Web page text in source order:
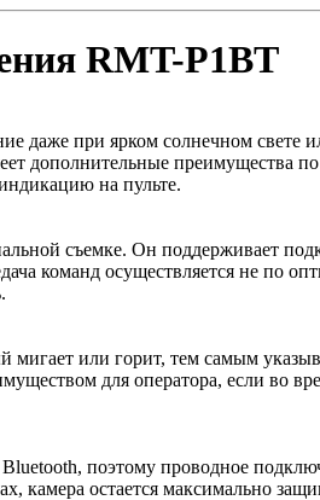
RMT-P1BT
даже при ярком солнечном свете
дополнительные преимущества
на пульте.
съемке. Он поддерживает
команд осуществляется не по
или горит, тем самым
для оператора, если во
поэтому проводное
камера остается максимально